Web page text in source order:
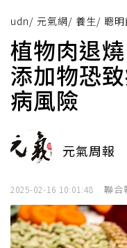
udn/ 元氣網/ 養生/ 聰
植物肉退
添加物恐
病風險
元氣周報
2025-02-16 10:01:48 聯合